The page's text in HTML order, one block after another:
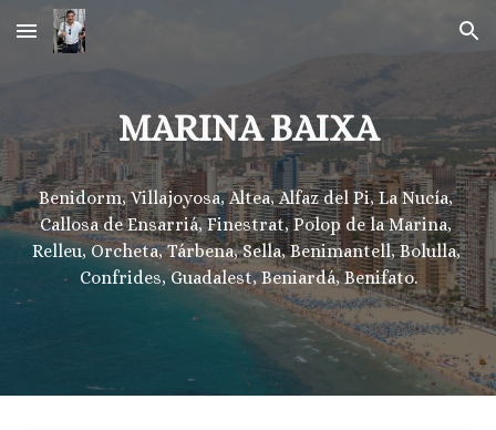
Skip to main content Skip to navigation
MARINA BAIXA
Benidorm, Villajoyosa, Altea, Alfaz del Pi, La Nucía,
Callosa de Ensarriá, Finestrat, Polop de la Marina,
Relleu, Orcheta, Tárbena, Sella, Benimantell, Bolulla,
Confrides, Guadalest, Beniardá, Benifato.